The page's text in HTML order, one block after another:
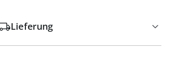
Lieferung